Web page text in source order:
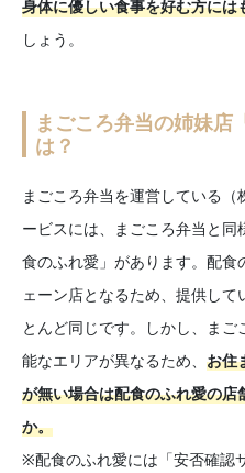
身体に優しい食事を好む方には
しょう。
まごころ弁当の姉妹店
は？
まごころ弁当を運営している
ービスには、まごころ弁当と
食のふれ愛」があります。配
ェーン店となるため、提供し
とんど同じです。しかし、ま
能なエリアが異なるため、 お住
が無い場合は配食のふれ愛の
か。
※配食のふれ愛には「安否確認